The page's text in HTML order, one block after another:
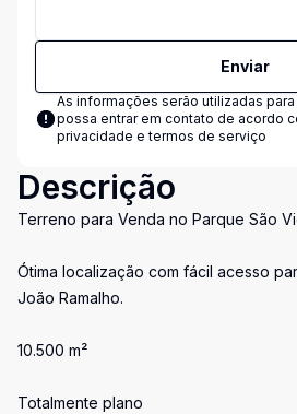
Enviar
As informações serão utilizadas
possa entrar em contato de acordo
privacidade e termos de serviço
Descrição
Terreno para Venda no Parque São
Ótima localização com fácil acesso
João Ramalho.
10.500 m²
Totalmente plano